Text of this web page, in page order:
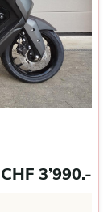
CHF 3’990.-